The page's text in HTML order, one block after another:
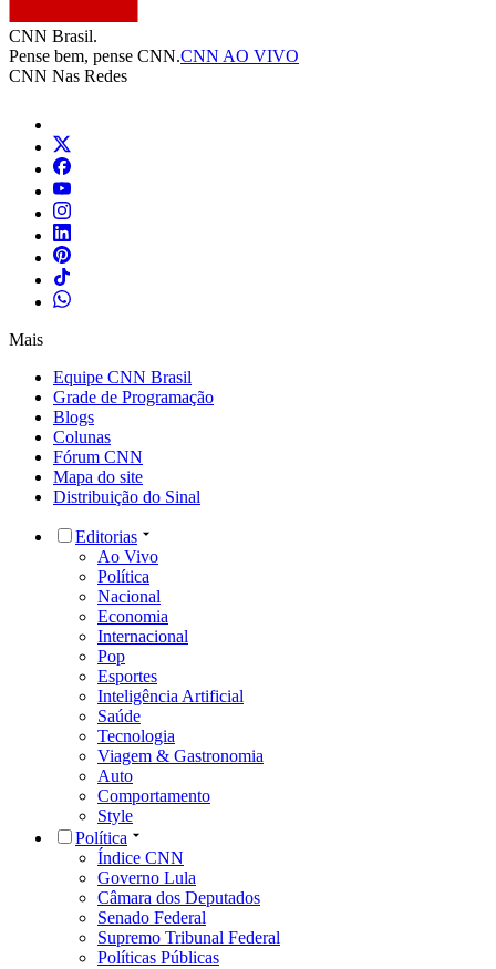
CNN Brasil.
Pense bem, pense CNN.CNN AO VIVO
CNN Nas Redes
Mais
Equipe CNN Brasil
Grade de Programação
Blogs
Colunas
Fórum CNN
Mapa do site
Distribuição do Sinal
Editorias
Ao Vivo
Política
Nacional
Economia
Internacional
Pop
Esportes
Inteligência Artificial
Saúde
Tecnologia
Viagem & Gastronomia
Auto
Comportamento
Style
Política
Índice CNN
Governo Lula
Câmara dos Deputados
Senado Federal
Supremo Tribunal Federal
Políticas Públicas